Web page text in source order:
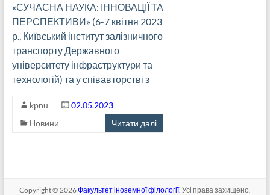
«СУЧАСНА НАУКА: ІННОВАЦІЇ ТА
ПЕРСПЕКТИВИ» (6-7 квітня 2023
р., Київський інститут залізничного
транспорту Державного
університету інфраструктури та
технологій) та у співавторстві з
kpnu
02.05.2023
Новини
Читати далі
Copyright © 2026Факультет іноземної філології. Усі права захищено.